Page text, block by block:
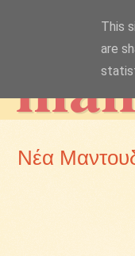
Νέα
This
are